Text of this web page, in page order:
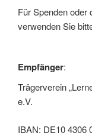
Für Spenden oder
verwenden Sie
Empfänger:
Trägerverein
e.V.
IBAN: DE10 4306